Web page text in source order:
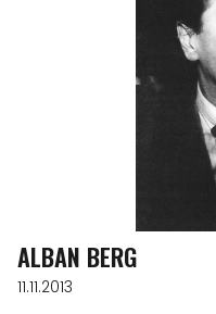
ALBAN BERG
11.11.2013